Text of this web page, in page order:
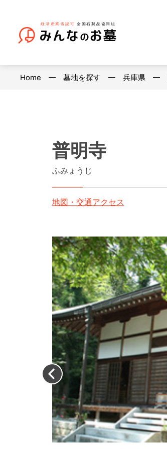
Home 墓地を探す 兵庫県
普明寺
ふみょうじ
地図・交通アクセス